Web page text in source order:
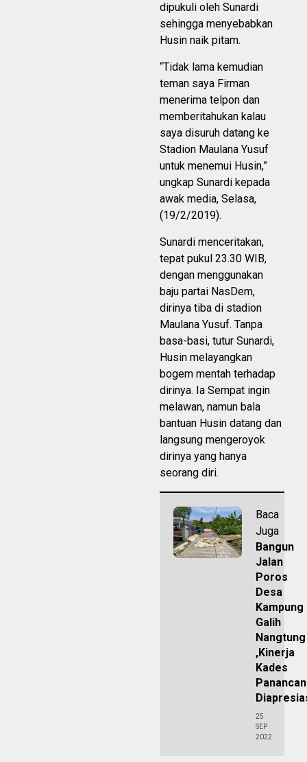
dipukuli oleh Sunardi
sehingga menyebabkan
Husin naik pitam.
“Tidak lama kemudian
teman saya Firman
menerima telpon dan
memberitahukan kalau
saya disuruh datang ke
Stadion Maulana Yusuf
untuk menemui Husin,”
ungkap Sunardi kepada
awak media, Selasa,
(19/2/2019).
Sunardi menceritakan,
tepat pukul 23.30 WIB,
dengan menggunakan
baju partai NasDem,
dirinya tiba di stadion
Maulana Yusuf. Tanpa
basa-basi, tutur Sunardi,
Husin melayangkan
bogem mentah terhadap
dirinya. Ia Sempat ingin
melawan, namun bala
bantuan Husin datang dan
langsung mengeroyok
dirinya yang hanya
seorang diri.
Baca
Juga
Bangun
Jalan
Poros
Desa
Kampung
Galih
Nangtung
,Kinerja
Kades
25
SEP
2022